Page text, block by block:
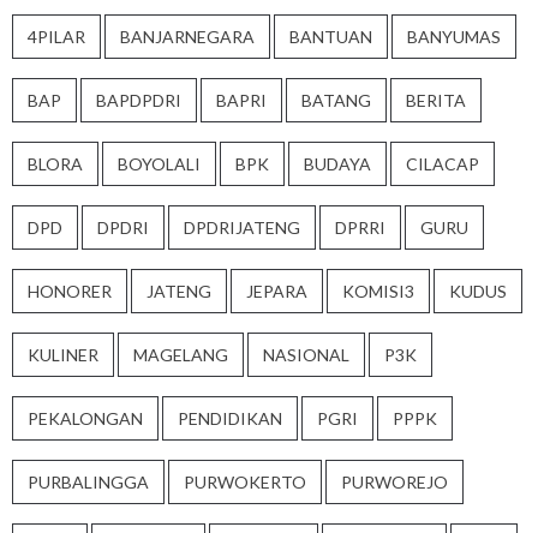
4PILAR BANJARNEGARA BANTUAN BANYUMAS
BAP BAPDPDRI BAPRI BATANG BERITA
BLORA BOYOLALI BPK BUDAYA CILACAP
DPD DPDRI DPDRIJATENG DPRRI GURU
HONORER JATENG JEPARA KOMISI3 KUDUS
KULINER MAGELANG NASIONAL P3K
PEKALONGAN PENDIDIKAN PGRI PPPK
PURBALINGGA PURWOKERTO PURWOREJO